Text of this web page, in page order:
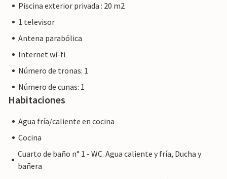
Piscina exterior privada : 20 m2
1 televisor
Antena parabólica
Internet wi-fi
Número de tronas: 1
Número de cunas: 1
Habitaciones
Agua fría/caliente en cocina
Cocina
Cuarto de baño n° 1 - WC. Agua caliente y fría, Ducha y
bañera